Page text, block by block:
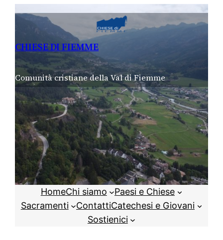
CHIESE DI FIEMME
Comunità cristiane della Val di Fiemme
HomeChi siamo
Paesi e Chiese
Sacramenti
ContattiCatechesi e Giovani
Sostienici